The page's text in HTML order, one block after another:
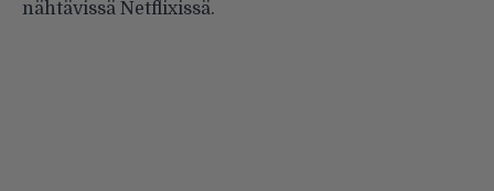
nähtävissä Netflixissä.